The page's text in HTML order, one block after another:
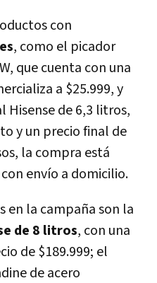
con
, como el picador
que cuenta con una
a $25.999, y
Hisense de 6,3 litros,
y un precio final de
la compra está
envío a domicilio.
en la campaña son la
de 8 litros, con una
de $189.999; el
de acero